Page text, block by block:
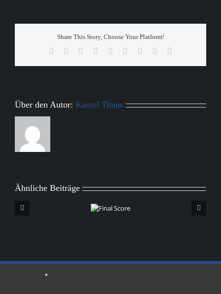
Share This Story, Choose Your Platform!
Facebook Reddit LinkedInWhatsApp
TumblrPinterest
Über den Autor: Kassel Titans
Ähnliche Beiträge